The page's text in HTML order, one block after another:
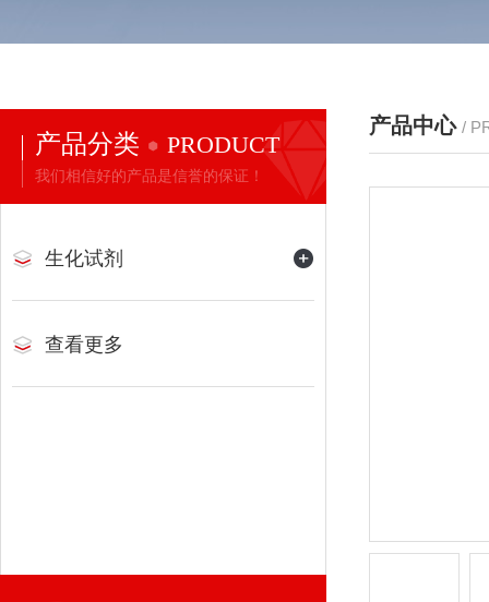
产品分类 PRODUCT
我们相信好的产品是信誉的保证！
生化试剂
查看更多
产品中心 /